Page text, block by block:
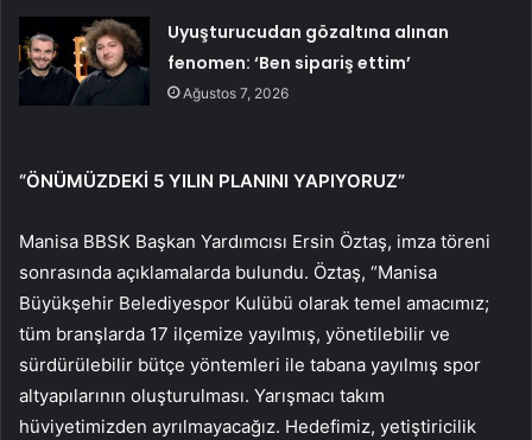
Uyuşturucudan gözaltına alınan
fenomen: ‘Ben sipariş ettim’
Ağustos 7, 2026
“ÖNÜMÜZDEKİ 5 YILIN PLANINI YAPIYORUZ”
Manisa BBSK Başkan Yardımcısı Ersin Öztaş, imza töreni
sonrasında açıklamalarda bulundu. Öztaş, “Manisa
Büyükşehir Belediyespor Kulübü olarak temel amacımız;
tüm branşlarda 17 ilçemize yayılmış, yönetilebilir ve
sürdürülebilir bütçe yöntemleri ile tabana yayılmış spor
altyapılarının oluşturulması. Yarışmacı takım
hüviyetimizden ayrılmayacağız. Hedefimiz, yetiştiricilik